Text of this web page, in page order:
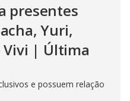
presentes
Yuri,
Vivi | Última
e possuem relação